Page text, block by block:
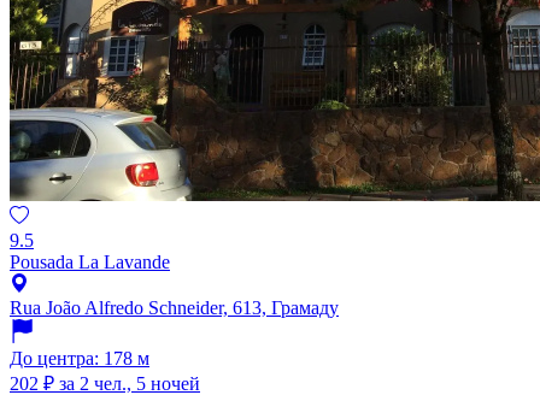
9.5
Pousada La Lavande
Rua João Alfredo Schneider, 613, Грамаду
До центра: 178 м
202 ₽ за 2 чел., 5 ночей